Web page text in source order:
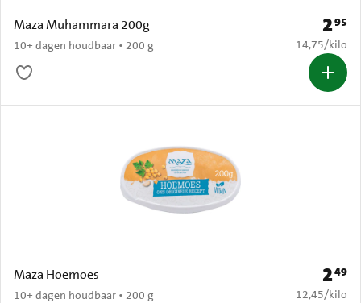
Maza Muhammara 200g
10+ dagen houdbaar • 200 g
Prijs:
295
€ 14,75 per
14,75/kilo
Maza Hoemoes
10+ dagen houdbaar • 200 g
Prijs:
249
€ 12,45 per
12,45/kilo